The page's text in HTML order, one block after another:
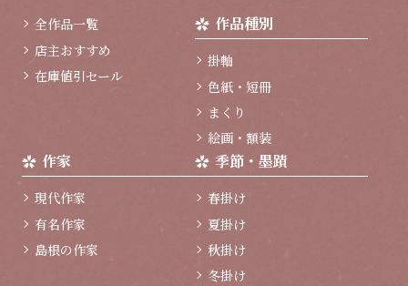
全作品一覧
店主おすすめ
在庫値引セール
作品種別
掛軸
色紙・短冊
まくり
絵画・額装
作家
現代作家
有名作家
島根の作家
季節・墨蹟
春掛け
夏掛け
秋掛け
冬掛け